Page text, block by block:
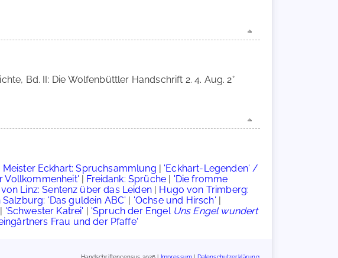
Bd. II: Die Wolfenbüttler Handschrift 2. 4. Aug. 2°
Meister Eckhart: Spruchsammlung | 'Eckhart-Legenden' /
Vollkommenheit' | Freidank: Sprüche | 'Die fromme
Linz: Sentenz über das Leiden| Hugo von Trimberg:
'Das guldein ABC' | 'Ochse und Hirsch' |
| 'Schwester Katrei' | 'Spruch der Engel Uns Engel wundert
Frau und der Pfaffe'